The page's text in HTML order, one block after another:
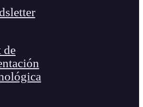
de